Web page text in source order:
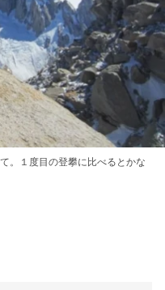
。１度目の登攀に比べるとかな